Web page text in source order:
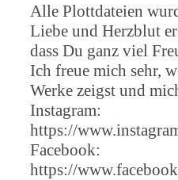
Alle Plottdateien
Liebe und Herzblut
dass Du ganz viel
Ich freue mich sehr,
Werke zeigst und
Instagram:
https://
Facebook:
https://